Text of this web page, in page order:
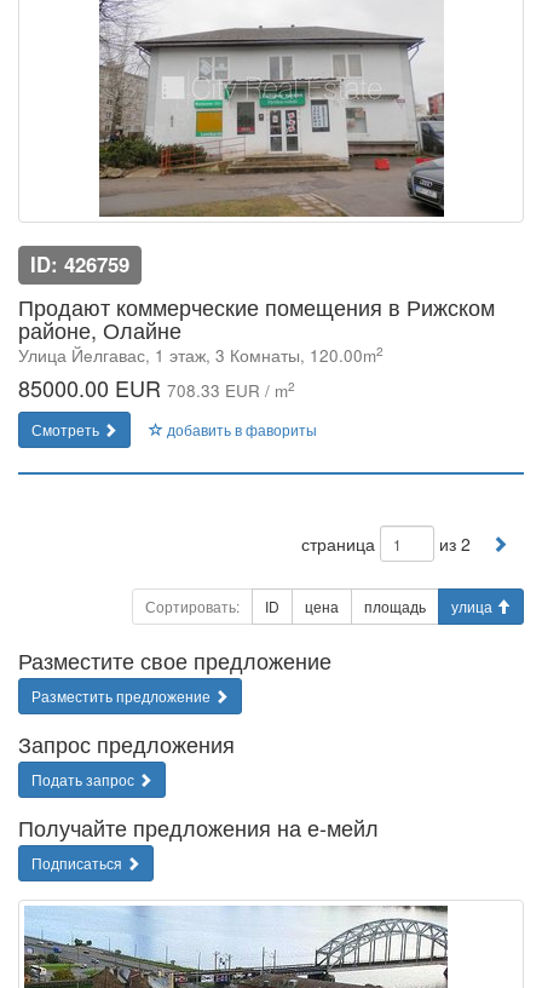
ID: 426759
Продают коммерческие помещения в Рижском
районе, Олайне
Улица Йeлгавас, 1 этаж, 3 Комнаты, 120.00m2
85000.00 EUR 708.33 EUR / m2
Смотреть добавить в фавориты
страница из 2
Сортировать: ID цена площадь улица
Разместите свое предложение
Разместить предложение
Запрос предложения
Подать запрос
Получайте предложения на е-мейл
Подписаться